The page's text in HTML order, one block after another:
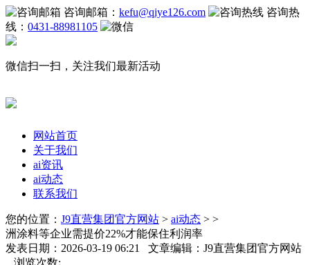
咨询邮箱： kefu@qiye126.com
咨询热
线： 0431-88981105
微信扫一扫，关注我们最新活动
网站首页
关于我们
ai资讯
ai动态
联系我们
您的位置： J9直营集团官方网站 > ai动态 > >
洲涂料等企业需提价22%才能保住利润率
发表日期：2026-03-19 06:21 文章编辑：J9直营集团官方网站
浏览次数: